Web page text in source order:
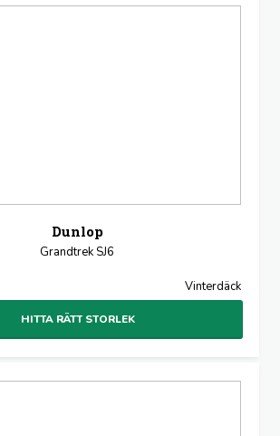
Dunlop
Grandtrek SJ6
Vinterdäck
HITTA RÄTT STORLEK